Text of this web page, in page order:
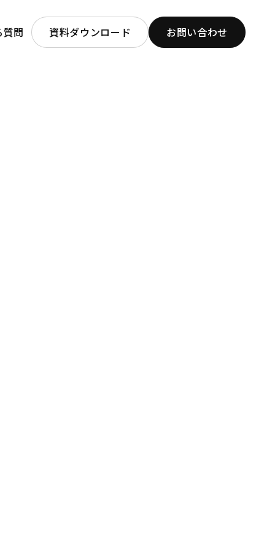
問 資料ダウンロード お問い合わせ